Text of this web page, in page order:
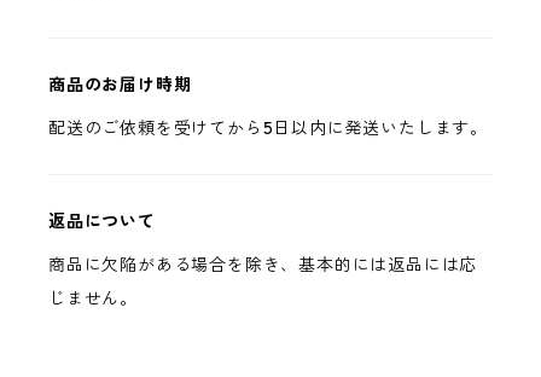
商品のお届け時期
配送のご依頼を受けてから5日以内に発送いたします。
返品について
商品に欠陥がある場合を除き、基本的には返品には応
じません。